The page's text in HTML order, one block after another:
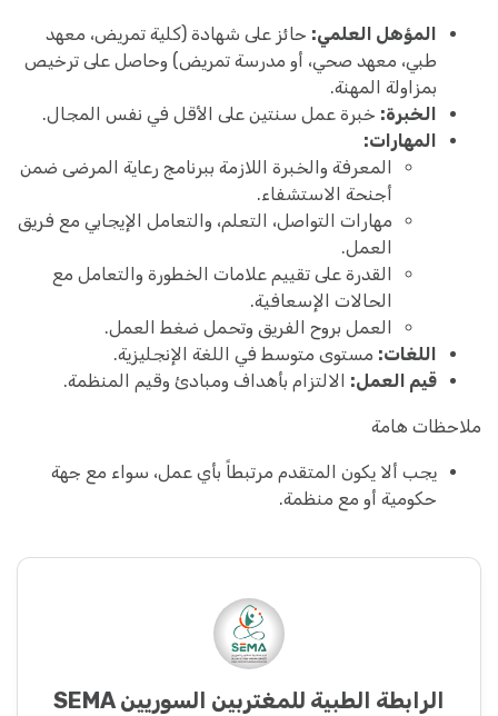
المؤهل العلمي: حائز على شهادة (كلية تمريض، معهد
طبي، معهد صحي، أو مدرسة تمريض) وحاصل على ترخيص
بمزاولة المهنة.
الخبرة: خبرة عمل سنتين على الأقل في نفس المجال.
المهارات:
المعرفة والخبرة اللازمة ببرنامج رعاية المرضى ضمن
أجنحة الاستشفاء.
مهارات التواصل، التعلم، والتعامل الإيجابي مع فريق
العمل.
القدرة على تقييم علامات الخطورة والتعامل مع
الحالات الإسعافية.
العمل بروح الفريق وتحمل ضغط العمل.
اللغات: مستوى متوسط في اللغة الإنجليزية.
قيم العمل: الالتزام بأهداف ومبادئ وقيم المنظمة.
ملاحظات هامة
يجب ألا يكون المتقدم مرتبطاً بأي عمل، سواء مع جهة
حكومية أو مع منظمة.
الرابطة الطبية للمغتربين السوريين SEMA